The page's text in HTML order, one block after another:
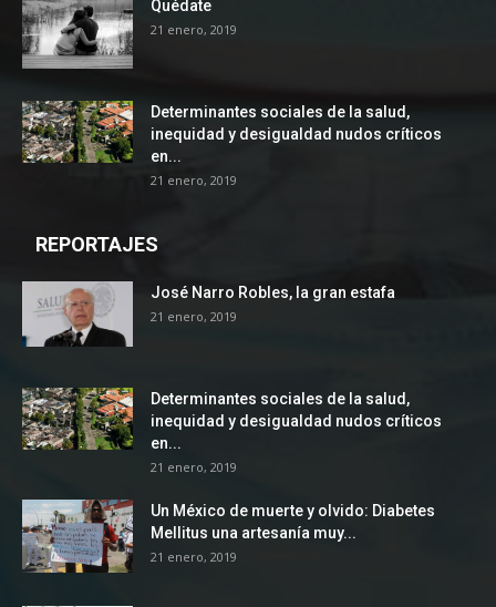
Quédate
21 enero, 2019
Determinantes sociales de la salud,
inequidad y desigualdad nudos críticos
en...
21 enero, 2019
REPORTAJES
José Narro Robles, la gran estafa
21 enero, 2019
Determinantes sociales de la salud,
inequidad y desigualdad nudos críticos
en...
21 enero, 2019
Un México de muerte y olvido: Diabetes
Mellitus una artesanía muy...
21 enero, 2019